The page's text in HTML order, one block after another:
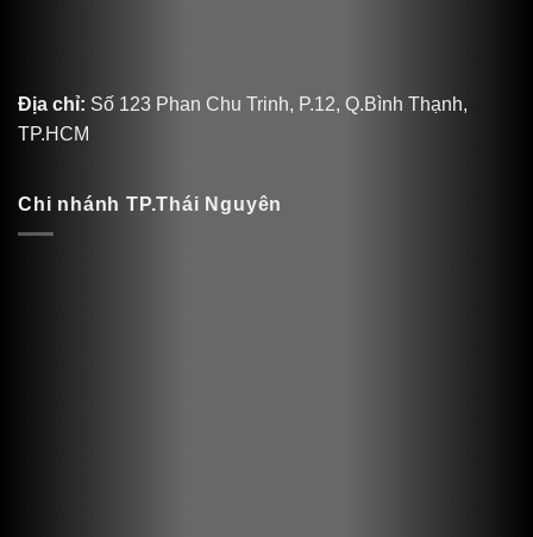
Địa chỉ: Số 123 Phan Chu Trinh, P.12, Q.Bình Thạnh,
TP.HCM
Chi nhánh TP.Thái Nguyên